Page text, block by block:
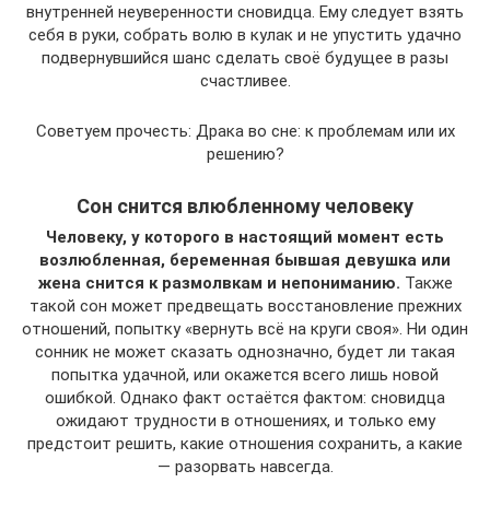
внутренней неуверенности сновидца. Ему следует взять
себя в руки, собрать волю в кулак и не упустить удачно
подвернувшийся шанс сделать своё будущее в разы
счастливее.
Советуем прочесть: Драка во сне: к проблемам или их
решению?
Сон снится влюбленному человеку
Человеку, у которого в настоящий момент есть
возлюбленная, беременная бывшая девушка или
жена снится к размолвкам и непониманию. Также
такой сон может предвещать восстановление прежних
отношений, попытку «вернуть всё на круги своя». Ни один
сонник не может сказать однозначно, будет ли такая
попытка удачной, или окажется всего лишь новой
ошибкой. Однако факт остаётся фактом: сновидца
ожидают трудности в отношениях, и только ему
предстоит решить, какие отношения сохранить, а какие
— разорвать навсегда.